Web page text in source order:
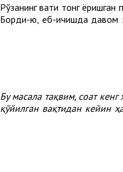
Рўзанинг вақти тонг
Борди-ю, еб-ичишда давом
Бумасала тақвим, соаткенг
қўйилган вақтидан кейин